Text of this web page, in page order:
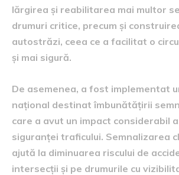
lărgirea și reabilitarea mai multor
drumuri critice, precum și
autostrăzi, ceea ce a facilitat o
și mai sigură.
De asemenea, a fost implementat
național destinat îmbunătățirii
care a avut un impact considerabil
siguranței traficului. Semnalizarea
ajută la diminuarea riscului de
intersecții și pe drumurile cu